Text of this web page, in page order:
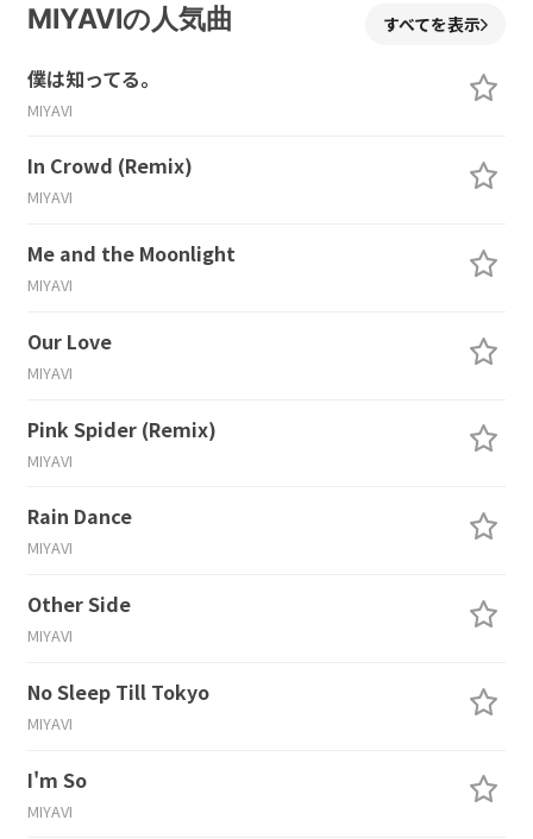
MIYAVIの人気曲 すべてを表示
僕は知ってる。
MIYAVI
In Crowd (Remix)
MIYAVI
Me and the Moonlight
MIYAVI
Our Love
MIYAVI
Pink Spider (Remix)
MIYAVI
Rain Dance
MIYAVI
Other Side
MIYAVI
No Sleep Till Tokyo
MIYAVI
I'm So
MIYAVI